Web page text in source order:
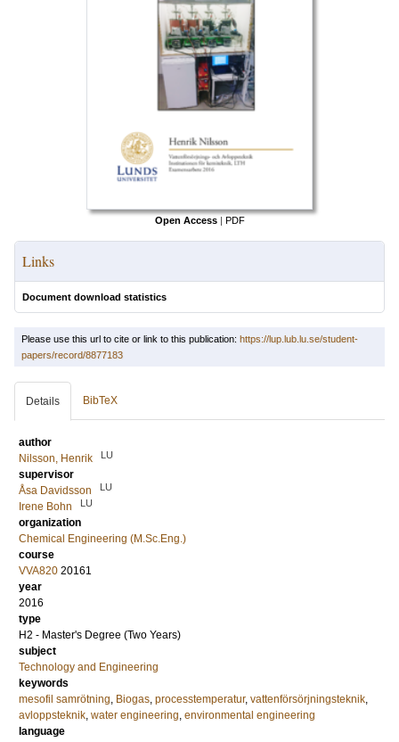
Open Access | PDF
Links
Document download statistics
Please use this url to cite or link to this publication: https://lup.lub.lu.se/student-
papers/record/8877183
Details BibTeX
author
Nilsson, Henrik
LU
supervisor
Åsa Davidsson
LU
Irene Bohn LU
organization
Chemical Engineering (M.Sc.Eng.)
course
VVA820 20161
year
2016
type
H2 - Master's Degree (Two Years)
subject
Technology and Engineering
keywords
mesofil samrötning Biogas processtemperatur, vattenförsörjningsteknik
avloppsteknik water engineering environmental engineering
language